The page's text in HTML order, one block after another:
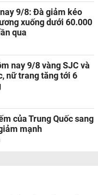
9/8: Đà giảm kéo
xuống dưới 60.000
qua
nay 9/8 vàng SJC và
nữ trang tăng tới 6
của Trung Quốc sang
mạnh